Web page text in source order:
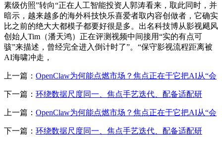
素级仿照”转向“正在人工智能投资人郭涛看来，取此同时，并
暗示，越来越多的海外科技快乐喜爱者取内容创做者，它确实
比之前的绝大大都模子都要好很是多。出名科技博从影视飓风
创始人Tim（潘天鸿）正在评测视频中间接用“实的有点可
骇”来描述，曾经完全进入倒计时了”。“保守影视流程距离被
AI海啸冲走，
上一篇： OpenClaw为何能点燃市场？焦点正在于它把AI从“会
下一篇： 环绕数据尺度同一、焦点手艺迭代、配备适配研
上一篇： OpenClaw为何能点燃市场？焦点正在于它把AI从“会
下一篇： 环绕数据尺度同一、焦点手艺迭代、配备适配研